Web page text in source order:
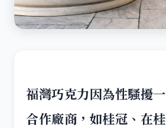
福灣巧克力因為性騷擾
合作廠商，如桂冠、在